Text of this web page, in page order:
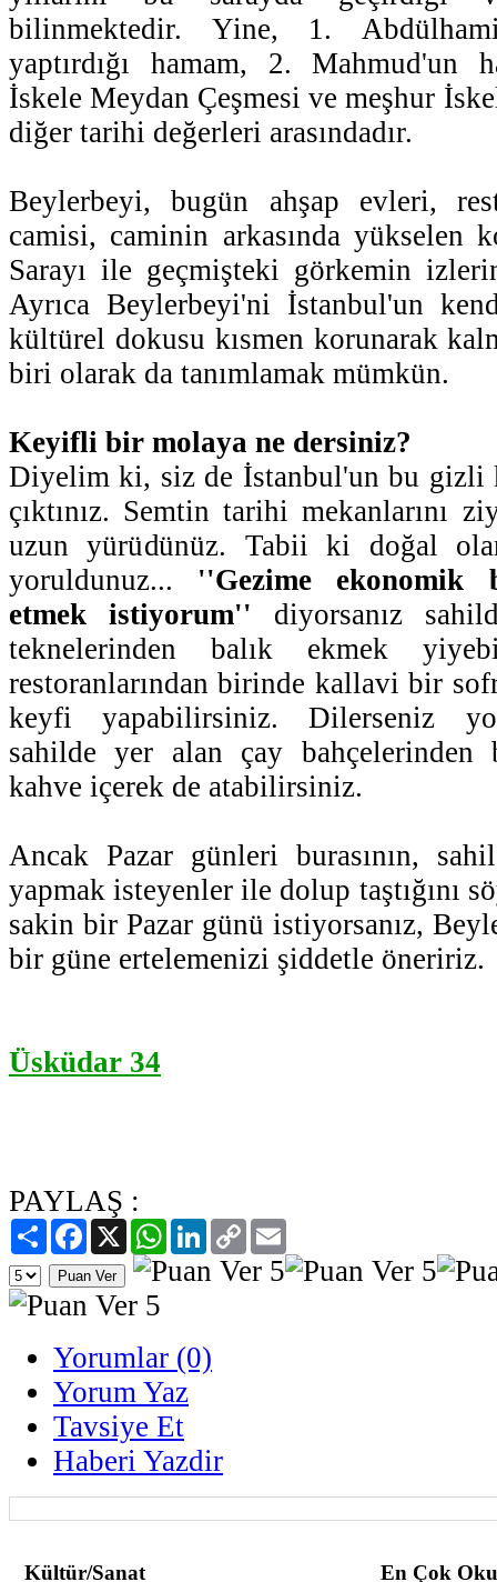
bilinmektedir. Yine, 1.
yaptırdığı hamam, 2. Mahmud'un
İskele Meydan Çeşmesi ve meşhur
diğer tarihi değerleri arasındadır.
Beylerbeyi, bugün ahşap evleri,
camisi, caminin arkasında yükselen
Sarayı ile geçmişteki görkemin
Ayrıca Beylerbeyi'ni İstanbul'un
kültürel dokusu kısmen korunarak
biri olarak da tanımlamak mümkün.
Keyifli bir molaya ne dersiniz?
Diyelim ki, siz de İstanbul'un bu gizli
çıktınız. Semtin tarihi mekanlarını
uzun yürüdünüz. Tabii ki doğal
yoruldunuz... ''Gezime ekonomik
etmek istiyorum'' diyorsanız
teknelerinden balık ekmek
restoranlarından birinde kallavi bir
keyfi yapabilirsiniz. Dilerseniz
sahilde yer alan çay
kahve içerek de atabilirsiniz.
Ancak Pazar günleri burasının,
yapmak isteyenler ile dolup taştığını
sakin bir Pazar günü istiyorsanız,
bir güne ertelemenizi şiddetle öneririz.
Üsküdar 34
PAYLAŞ :
PaylaşFacebook
X WhatsAppLinkedIn
Copy
Link
Yorumlar (0)
Yorum Yaz
Tavsiye Et
Haberi Yazdir
Kültür/Sanat En Çok